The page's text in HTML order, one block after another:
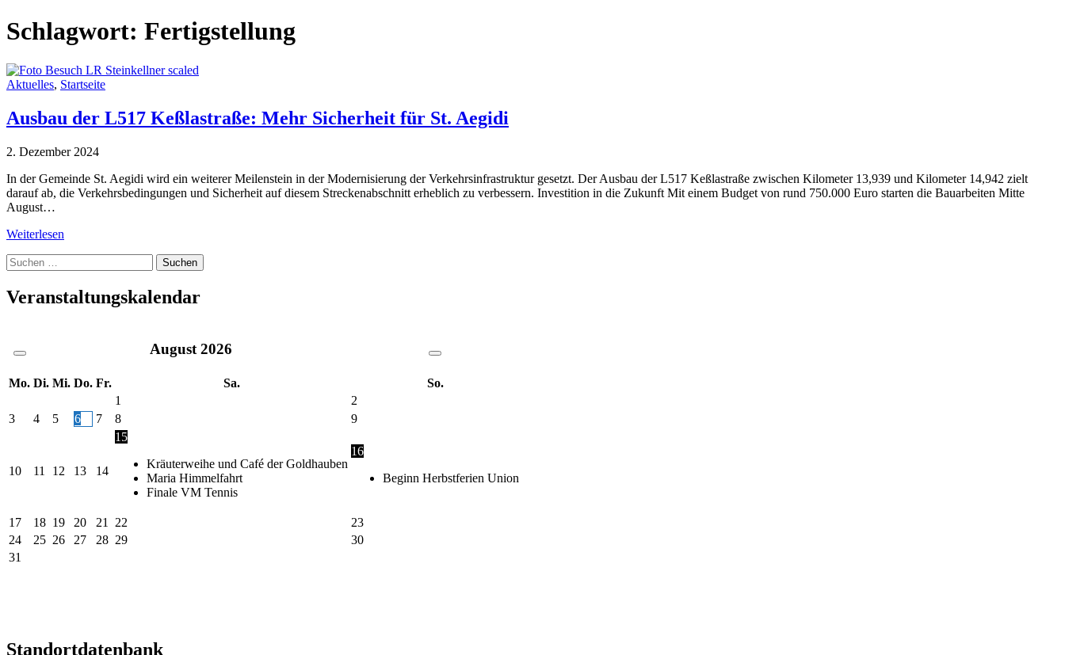
Schlagwort: Fertigstellung
Aktuelles, Startseite
Ausbau der L517 Keßlastraße: Mehr Sicherheit für St. Aegidi
2. Dezember 2024
In der Gemeinde St. Aegidi wird ein weiterer Meilenstein in der Modernisierung der Verkehrsinfrastruktur gesetzt. Der Ausbau der L517 Keßlastraße zwischen Kilometer 13,939 und Kilometer 14,942 zielt
darauf ab, die Verkehrsbedingungen und Sicherheit auf diesem Streckenabschnitt erheblich zu verbessern. Investition in die Zukunft Mit einem Budget von rund 750.000 Euro starten die Bauarbeiten Mitte
August…
Weiterlesen
Suche
nach:
Veranstaltungskalendar
August 2026
Mo. Di. Mi. Do. Fr. Sa.
So.
1
2
3
4 5 6 7 8 9
10 11 12 13 14
15
Kräuterweihe und Café der Goldhauben
Maria Himmelfahrt
Finale VM Tennis
16
Beginn Herbstferien Union
17 18 19 20 21 22
23
24
25 26 27 28 29
30
31
Standortdatenbank